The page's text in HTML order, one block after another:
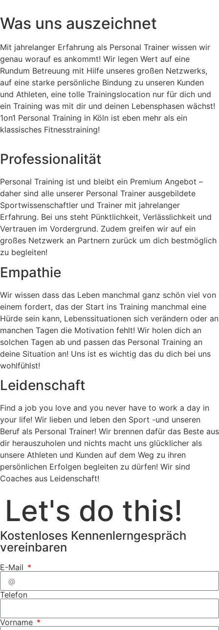
Was uns auszeichnet
Mit jahrelanger Erfahrung als Personal Trainer wissen wir
genau worauf es ankommt! Wir legen Wert auf eine
Rundum Betreuung mit Hilfe unseres großen Netzwerks,
auf eine starke persönliche Bindung zu unseren Kunden
und Athleten, eine tolle Trainingslocation nur für dich und
ein Training was mit dir und deinen Lebensphasen wächst!
1on1 Personal Training in Köln ist eben mehr als ein
klassisches Fitnesstraining!
Professionalität
Personal Training ist und bleibt ein Premium Angebot –
daher sind alle unserer Personal Trainer ausgebildete
Sportwissenschaftler und Trainer mit jahrelanger
Erfahrung. Bei uns steht Pünktlichkeit, Verlässlichkeit und
Vertrauen im Vordergrund. Zudem greifen wir auf ein
großes Netzwerk an Partnern zurück um dich bestmöglich
zu begleiten!
Empathie
Wir wissen dass das Leben manchmal ganz schön viel von
einem fordert, das der Start ins Training manchmal eine
Hürde sein kann, Lebenssituationen sich verändern oder an
manchen Tagen die Motivation fehlt! Wir holen dich an
solchen Tagen ab und passen das Personal Training an
deine Situation an! Uns ist es wichtig das du dich bei uns
wohlfühlst!
Leidenschaft
Find a job you love and you never have to work a day in
your life! Wir lieben und leben den Sport -und unseren
Beruf als Personal Trainer! Wir brennen dafür das Beste aus
dir herauszuholen und nichts macht uns glücklicher als
unsere Athleten und Kunden auf dem Weg zu ihren
persönlichen Erfolgen begleiten zu dürfen! Wir sind
Coaches aus Leidenschaft!
Let's do this!
Kostenloses Kennenlerngespräch
vereinbaren
E-Mail
Telefon
Vorname